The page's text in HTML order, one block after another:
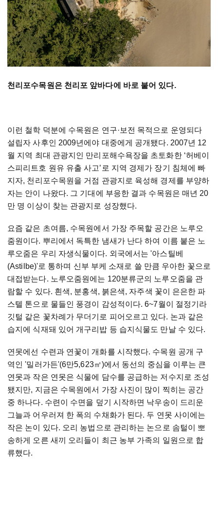
천리포수목원은 천리포 앞바다에 바로 붙어 있다.
이런 철학 덕분에 수목원은 연구·보전 목적으로 운영되다
설립자 사후인 2009년에야 대중에게 공개됐다. 2007년 12
월 지역 최대 관광지인 만리포해수욕장을 초토화한 ‘허베이
스피리트호 원유 유출 사고’로 지역 경제가 장기 침체에 빠
지자, 천리포수목원을 거점 관광지로 육성해 경제를 부양하
자는 안이 나왔다. 그 기대에 부응한 결과 수목원은 매년 20
만 명 이상이 찾는 관광지로 성장했다.
요즘 같은 초여름, 수목원에서 가장 주목할 공간은 노루오
줌원이다. 뿌리에서 독특한 냄새가 난다 하여 이름 붙은 노
루오줌은 우리 자생식물이다. 외국에서는 '아스틸베
(Astilbe)'로 통하며 신부 부케 소재로 쓸 만큼 우아한 꽃으로
대접받는다. 노루오줌원에는 120분류군의 노루오줌을 관
람할 수 있다. 흰색, 분홍색, 붉은색, 자주색 꽃이 은은한 파
스텔 톤으로 물들인 풍경이 감성적이다. 6~7월이 절정기라
깃털 같은 꽃차례가 무더기로 피어오르고 있다. 논과 같은
습지에 식재돼 있어 개구리밥 등 습지식물도 만날 수 있다.
연못에선 수련과 연꽃이 개화를 시작했다. 수목원 공개 구
역인 '밀러가든'(6만5,623㎡)에서 동선의 중심을 이루는 큰
연못과 작은 연못은 식물에 담수를 공급하는 저수지로 조성
됐지만, 지금은 수목원에서 가장 사진이 많이 찍히는 공간
중 하나다. 수련이 수면을 덮기 시작하면 낙우송이 드리운
그늘과 어우러져 한 폭의 수채화가 된다. 두 연못 사이에는
작은 논이 있다. 오리 농법으로 관리하는 논으로 솜털이 뽀
송하게 오른 새끼 오리들이 최근 농부 가족의 일원으로 합
류했다.